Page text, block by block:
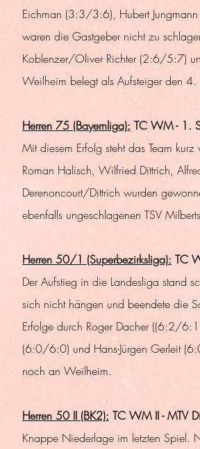
Eichman (3:3/3:6), Hubert
waren die Gastgeber nicht zu
Koblenzer/Oliver Richter (2:6/5:7)
Weilheim belegt als Aufsteiger den
Herren 75 (Bayernliga): TC WM - 1.
Mit diesem Erfolg steht das Team
Roman Halisch, Wilfried Dittrich,
Derenoncourt/Dittrich wurden
ebenfalls ungeschlagenen TSV
Herren 50/1 (Superbezirksliga): TC
Der Aufstieg in die Landesliga stand
sich nicht hängen und beendete die
Erfolge durch Roger Dacher ((6:2/
(6:0/6:0) und Hans-Jürgen Gerleit
noch an Weilheim.
Herren 50 II (BK2): TC WM II - MTV
Knappe Niederlage im letzten Spiel.